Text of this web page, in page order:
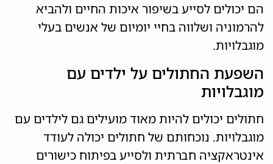
הם יכולים לסייע בשיפור איכות החיים ולהביא
להרמוניה ושלווה בחיי יומיום של אנשים בעלי
מוגבלויות.
השפעת החתולים על ילדים עם
מוגבלויות
חתולים יכולים להיות מאוד מועילים גם לילדים עם
מוגבלויות. נוכחותם של חתולים יכולה לעודד
אינטראקציה חברתית ולסייע בפיתוח כישורים